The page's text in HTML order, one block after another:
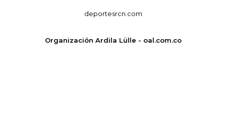
deportesrcn.com
Organización Ardila Lülle - oal.com.co